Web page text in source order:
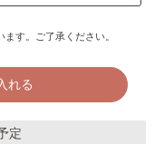
す。ご了承ください。
れる
定